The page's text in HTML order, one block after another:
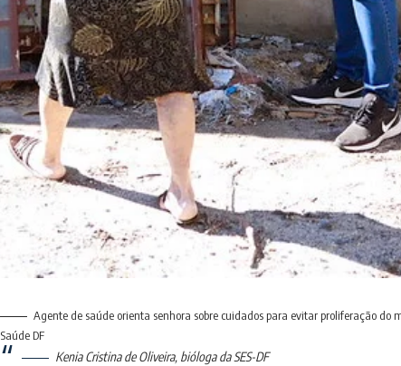
Agente de saúde orienta senhora sobre cuidados para evitar proliferação do
Saúde DF
Kenia Cristina de Oliveira, bióloga da SES-DF